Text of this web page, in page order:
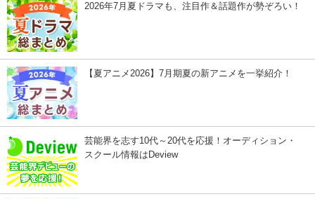
2026年7月夏ドラマも、注目作＆話題作が勢ぞろい！
【夏アニメ2026】7月期夏の新アニメを一挙紹介！
芸能界を志す10代～20代を応援！オーディション・
スクール情報はDeview